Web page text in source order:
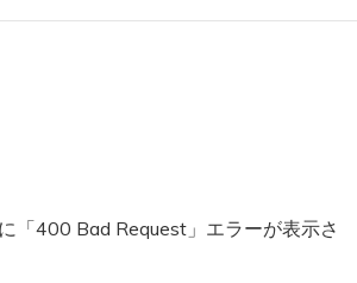
「400 Bad Request」エラーが表示さ